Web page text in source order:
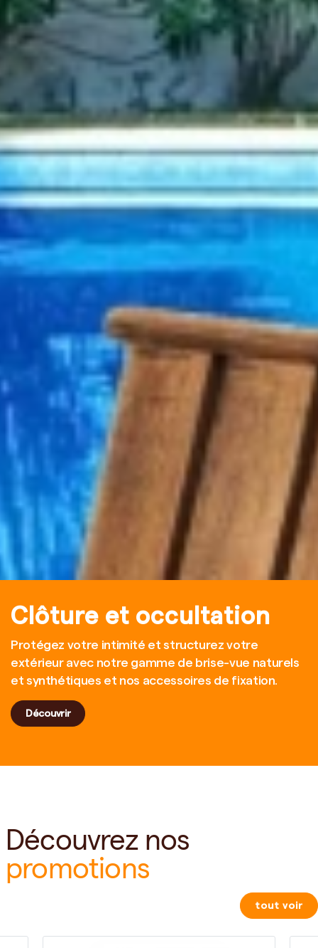
Clôture et occultation
Protégez votre intimité et structurez votre
extérieur avec notre gamme de brise-vue naturels
et synthétiques et nos accessoires de fixation.
Découvrir
Découvrez nos
promotions
tout voir